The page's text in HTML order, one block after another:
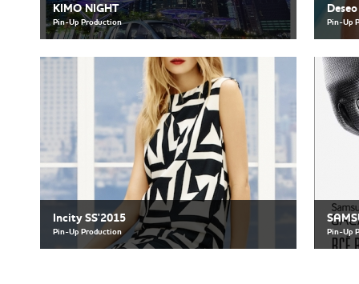
KIMO NIGHT
Pin-Up Production Pin-Up
Incity SS'2015
Pin-Up Production Pin-Up